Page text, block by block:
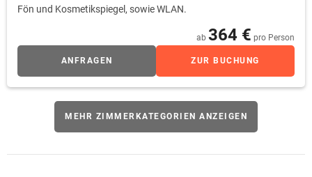
Fön und Kosmetikspiegel, sowie WLAN.
ab 364 € pro Person
ANFRAGEN ZUR BUCHUNG
MEHR ZIMMERKATEGORIEN ANZEIGEN